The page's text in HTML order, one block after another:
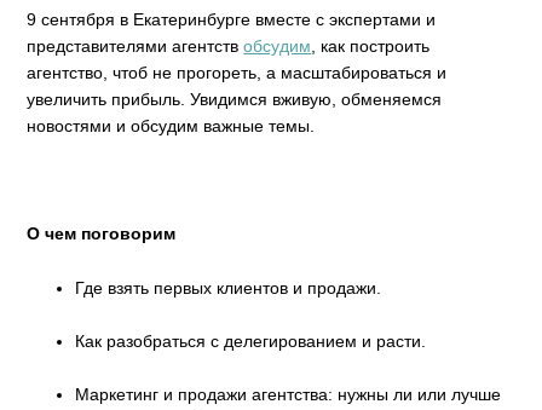
9 сентября в Екатеринбурге вместе с экспертами и
представителями агентствобсудим, как построить
агентство, чтоб не прогореть, а масштабироваться и
увеличить прибыль. Увидимся вживую, обменяемся
новостями и обсудим важные темы.
О чем поговорим
Где взять первых клиентов и продажи.
Как разобраться с делегированием и расти.
Маркетинг и продажи агентства: нужны ли или лучше